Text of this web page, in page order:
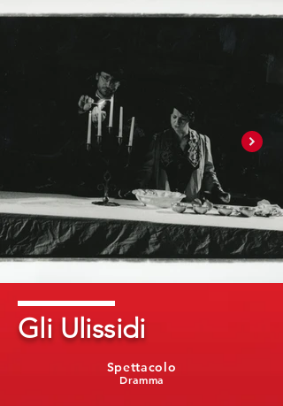
Gli Ulissidi
Dramma
Spettacolo